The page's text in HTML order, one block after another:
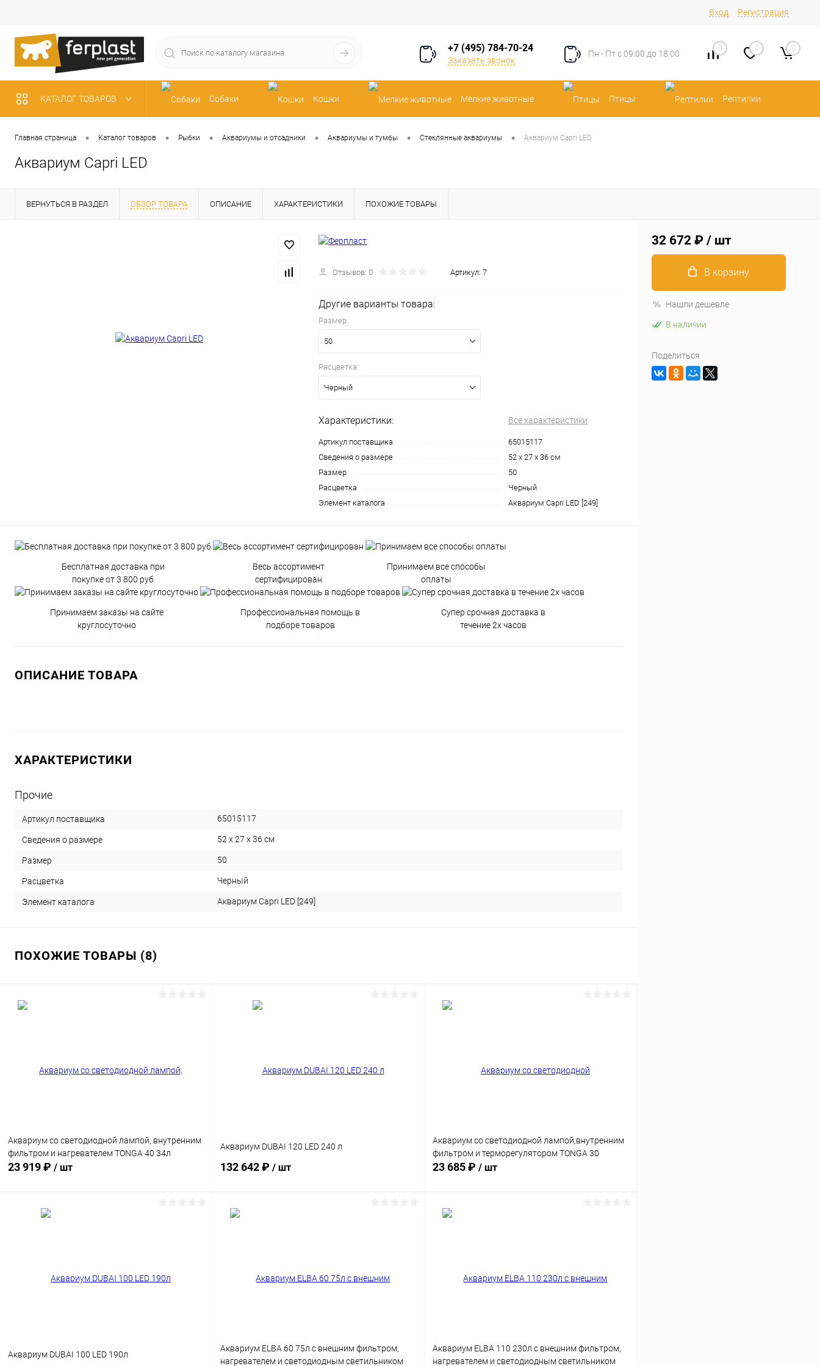
Вход Регистрация
+7 (495) 784-70-24
Заказать звонок
Пн - Пт с 09:00 до 18:00
0 0 0
КАТАЛОГ ТОВАРОВ Собаки Кошки Мелкие животные Птицы Рептилии
Рыбки
Главная страница • Каталог товаров • Рыбки • Аквариумы и отсадники • Аквариумы и тумбы • Стеклянные аквариумы • Аквариум Сapri LED
Аквариум Сapri LED
ВЕРНУТЬСЯ В РАЗДЕЛ ОБЗОР ТОВАРА ОПИСАНИЕ ХАРАКТЕРИСТИКИ ПОХОЖИЕ ТОВАРЫ
Отзывов: 0 Артикул: 7
Другие варианты товара:
Размер:
50
Расцветка:
Черный
Характеристики: Все характеристики
Артикул поставщика
65015117
Сведения о размере
52 х 27 х 36 см
Размер
50
Расцветка
Черный
Элемент каталога
Аквариум Сapri LED [249]
Бесплатная доставка при
покупке от 3 800 руб
Весь ассортимент
сертифицирован
Принимаем все способы
оплаты
Принимаем заказы на сайте
круглосуточно
Профессиональная помощь в
подборе товаров
Супер срочная доставка в
течение 2х часов
ОПИСАНИЕ ТОВАРА
ХАРАКТЕРИСТИКИ
Прочие
Артикул поставщика 65015117
Сведения о размере 52 х 27 х 36 см
Размер 50
Расцветка Черный
Элемент каталога Аквариум Сapri LED [249]
ПОХОЖИЕ ТОВАРЫ (8)
Аквариум со светодиодной лампой, внутренним
фильтром и нагревателем TONGA 40 34л
23 919 ₽ / шт
Аквариум DUBAI 120 LED 240 л
132 642 ₽ / шт
Аквариум со светодиодной лампой,внутренним
фильтром и терморегулятором TONGA 30
23 685 ₽ / шт
Аквариум DUBAI 100 LED 190л
Аквариум ELBA 60 75л c внешним фильтром,
нагревателем и светодиодным светильником
Аквариум ELBA 110 230л c внешним фильтром,
нагревателем и светодиодным светильником
32 672 ₽ / шт
В корзину
Нашли дешевле
В наличии
Поделиться